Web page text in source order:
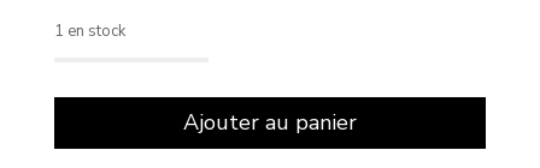
1 en stock
de
Paradise
Ajouter au panier